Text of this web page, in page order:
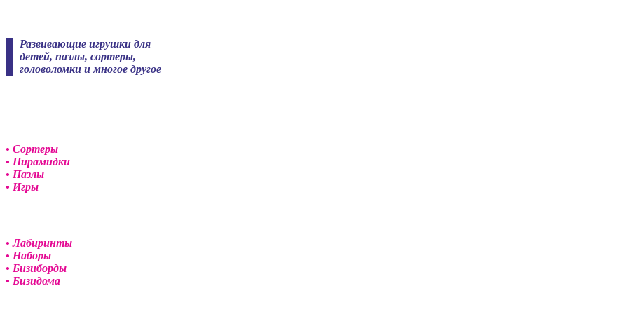
content
Развивающие игрушки для
детей, пазлы, сортеры,
головоломки и многое другое
• Сортеры
• Пирамидки
• Пазлы
• Игры
• Лабиринты
• Наборы
• Бизиборды
• Бизидома